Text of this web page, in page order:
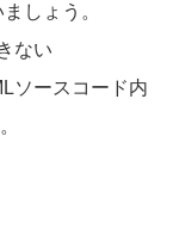
しょう。
ない
ソースコード内